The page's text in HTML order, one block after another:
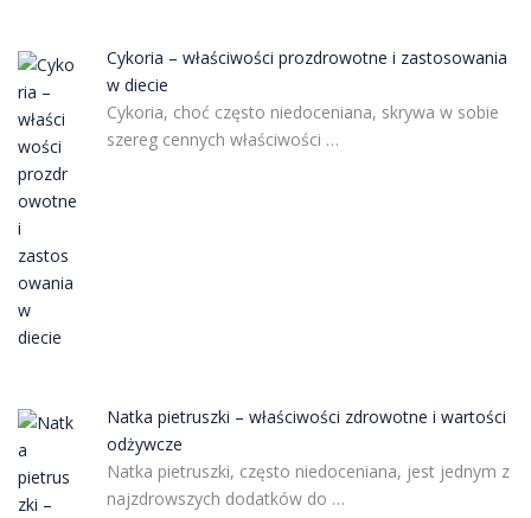
Cykoria – właściwości prozdrowotne i zastosowania
w diecie
Cykoria, choć często niedoceniana, skrywa w sobie
szereg cennych właściwości …
Natka pietruszki – właściwości zdrowotne i wartości
odżywcze
Natka pietruszki, często niedoceniana, jest jednym z
najzdrowszych dodatków do …